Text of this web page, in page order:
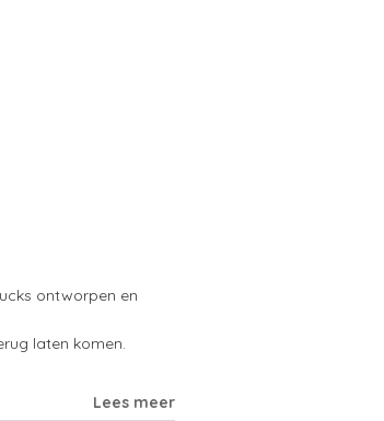
ontworpen en
laten komen.
Lees meer